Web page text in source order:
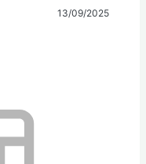
13/09/2025